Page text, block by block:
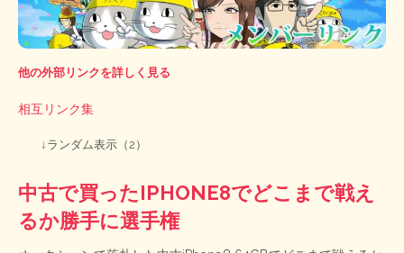
他の外部リンクを詳しく見る
相互リンク集
↓ランダム表示（2）
中古で買ったIPHONE8でどこまで戦え
るか勝手に選手権